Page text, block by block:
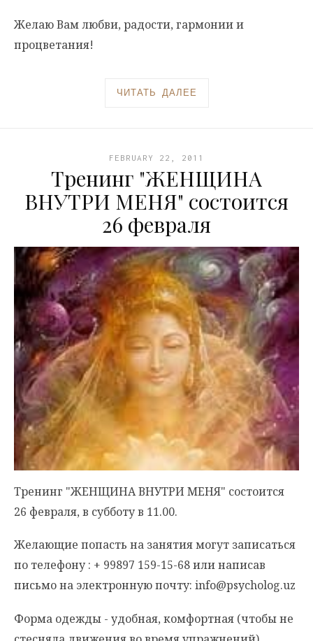
Желаю Вам любви, радости, гармонии и
процветания!
ЧИТАТЬ ДАЛЕЕ
FEBRUARY 22, 2011
Тренинг "ЖЕНЩИНА
ВНУТРИ МЕНЯ" состоится
26 февраля
Тренинг "ЖЕНЩИНА ВНУТРИ МЕНЯ" состоится
26 февраля, в субботу в 11.00.
Желающие попасть на занятия могут записаться
по телефону : + 99897 159-15-68 или написав
письмо на электронную почту: info@psycholog.uz
Форма одежды - удобная, комфортная (чтобы не